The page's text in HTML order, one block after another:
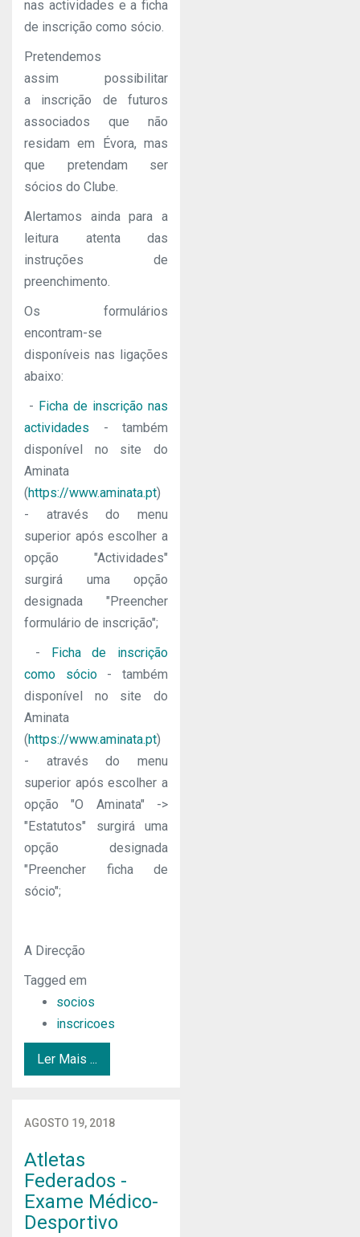
nas actividades e a ficha
de inscrição como sócio.
Pretendemos
assim possibilitar
a inscrição de futuros
associados que não
residam em Évora, mas
que pretendam ser
sócios do Clube.
Alertamos ainda para a
leitura atenta das
instruções de
preenchimento.
Os formulários
encontram-se
disponíveis nas ligações
abaixo:
- Ficha de inscrição nas
actividades - também
disponível no site do
Aminata
(https://www.aminata.pt)
- através do menu
superior após escolher a
opção "Actividades"
surgirá uma opção
designada "Preencher
formulário de inscrição";
- Ficha de inscrição
como sócio- também
disponível no site do
Aminata
(https://www.aminata.pt)
- através do menu
superior após escolher a
opção "O Aminata" ->
"Estatutos" surgirá uma
opção designada
"Preencher ficha de
sócio";
A Direcção
Tagged em
socios
inscricoes
Ler Mais ...
AGOSTO 19, 2018
Atletas
Federados -
Exame Médico-
Desportivo